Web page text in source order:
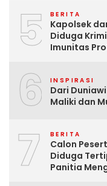
5 BERITA
Kapolsek
Diduga
Imunitas
6 INSPIRASI
Dari
Maliki dan
7 BERITA
Calon
Diduga
Panitia